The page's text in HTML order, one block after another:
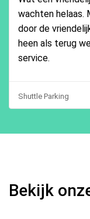
wachten helaas.
door de
heen als terug
service.
Shuttle Parking
Bekijk